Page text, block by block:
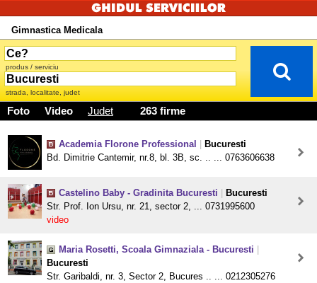
Gimnastica Medicala
produs / serviciu
strada, localitate, judet
Foto Video Judet 263 firme
Academia Florone Professional
Bucuresti
Bd. Dimitrie Cantemir, nr.8, bl. 3B, sc. .. ... 0763606638
Castelino Baby - Gradinita Bucuresti
Bucuresti
Str. Prof. Ion Ursu, nr. 21, sector 2, ... 0731995600
video
Maria Rosetti, Scoala Gimnaziala - Bucuresti
Bucuresti
Str. Garibaldi, nr. 3, Sector 2, Bucures .. ... 0212305276